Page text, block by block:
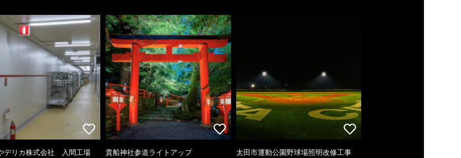
デリカ株式会社 入間工場 貴船神社参道ライトアップ 太田市運動公園野球場照明改修工事